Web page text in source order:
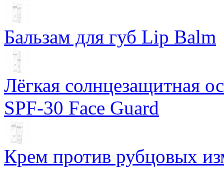
Бальзам для губ Lip Balm
Лёгкая солнцезащитная
SPF-30 Face Guard
Крем против рубцовых